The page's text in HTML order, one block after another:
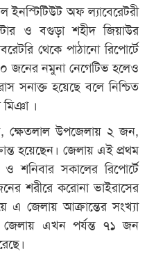
ইনস্টিটিউট অফ ল্যাবেরেটরী
ও বগুড়া শহীদ জিয়াউর
থেকে পাঠানো রিপোর্টে
জনের নমুনা নেগেটিভ হলেও
সনাক্ত হয়েছে বলে নিশ্চিত
মিঞা ।
উপজেলায় ২ জন,
হয়েছেন। জেলায় এই প্রথম
সকালের রিপোর্টে
শরীরে করোনা ভাইরাসের
এ জেলায় আক্রান্তের সংখ্যা
জেলায় এখন পর্যন্ত ৭১ জন